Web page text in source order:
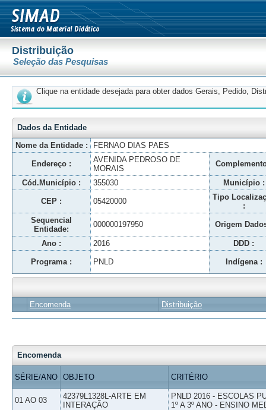
Distribuição
Seleção das Pesquisas
Clique na entidade desejada para obter dados Gerais, Pedido,
Dados da Entidade
Nome da Entidade :
FERNAO DIAS PAES
Endereço :
AVENIDA PEDROSO DE
MORAIS
Cód.Município : 355030 Município :
CEP : 05420000
Tipo
:
Sequencial
Entidade:
000000197950 Origem
Ano : 2016 DDD :
Programa : PNLD Indígena :
Encomenda Distribuição
Encomenda
SÉRIE/ANO OBJETO CRITÉRIO
01 AO 03
42379L1328L-ARTE EM
INTERAÇÃO
PNLD 2016 - ESCOLAS
1º A 3º ANO - ENSINO